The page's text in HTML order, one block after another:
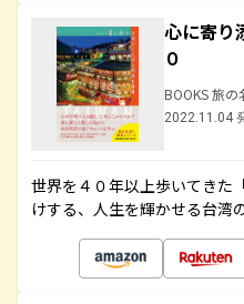
心に寄り
０
BOOKS 旅の
2022.11.04
世界を４０年以上歩いてきた
けする、人生を輝かせる台湾